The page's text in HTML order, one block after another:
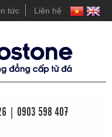
tức Liên hệ
| 0903 598 407